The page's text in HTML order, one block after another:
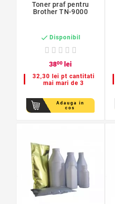
Toner praf pentru
Brother TN-9000
 Disponibil
3800 lei
32,30 lei pt cantitati
mai mari de 3
Adauga in
cos